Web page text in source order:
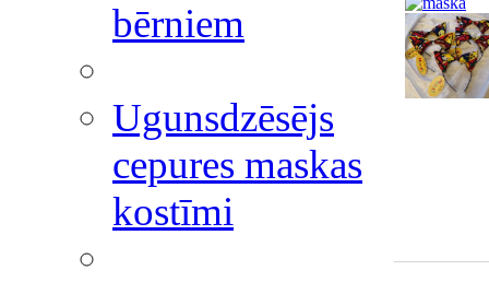
bērniem
Ugunsdzēsējs
cepures maskas
kostīmi